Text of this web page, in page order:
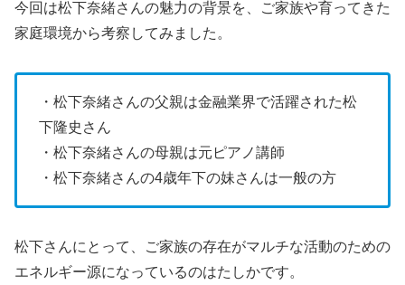
今回は松下奈緒さんの魅力の背景を、ご家族や育ってきた
家庭環境から考察してみました。
・松下奈緒さんの父親は金融業界で活躍された松
下隆史さん
・松下奈緒さんの母親は元ピアノ講師
・松下奈緒さんの4歳年下の妹さんは一般の方
松下さんにとって、ご家族の存在がマルチな活動のための
エネルギー源になっているのはたしかです。